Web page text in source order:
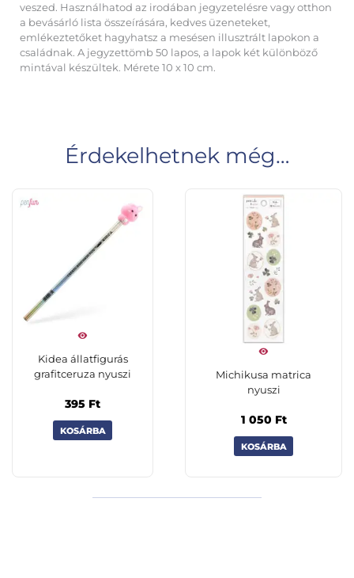
veszed. Használhatod az irodában jegyzetelésre vagy otthon
a bevásárló lista összeírására, kedves üzeneteket,
emlékeztetőket hagyhatsz a mesésen illusztrált lapokon a
családnak. A jegyzettömb 50 lapos, a lapok két különböző
mintával készültek. Mérete 10 x 10 cm.
Érdekelhetnek még…
Kidea állatfigurás
grafitceruza nyuszi
395 Ft
KOSÁRBA
Michikusa matrica
nyuszi
1 050 Ft
KOSÁRBA